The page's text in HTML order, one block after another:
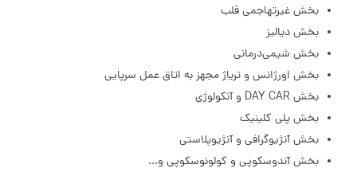
بخش غیرتهاجمی قلب
بخش دیالیز
بخش شیمی‌درمانی
بخش اورژانس و تریاژ مجهز به اتاق عمل سرپایی
بخش DAY CAR و آنکولوژی
بخش پلی ‌کلینیک
بخش آنژیوگرافی و آنژیوپلاستی
بخش آندوسکوپی و کولونوسکوپی و...